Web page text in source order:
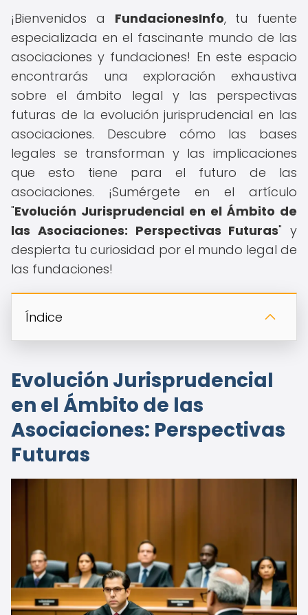
¡Bienvenidos a FundacionesInfo, tu fuente
especializada en el fascinante mundo de las
asociaciones y fundaciones! En este espacio
encontrarás una exploración exhaustiva
sobre el ámbito legal y las perspectivas
futuras de la evolución jurisprudencial en las
asociaciones. Descubre cómo las bases
legales se transforman y las implicaciones
que esto tiene para el futuro de las
asociaciones. ¡Sumérgete en el artículo
"Evolución Jurisprudencial en el Ámbito de
las Asociaciones: Perspectivas Futuras" y
despierta tu curiosidad por el mundo legal de
las fundaciones!
Índice
Evolución Jurisprudencial
en el Ámbito de las
Asociaciones: Perspectivas
Futuras